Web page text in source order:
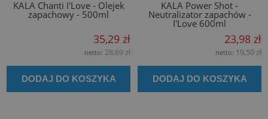
KALA Chanti I'Love - Olejek
zapachowy - 500ml
35,29 zł
netto: 28,69 zł
DODAJ DO KOSZYKA
KALA Power Shot -
Neutralizator zapachów -
I'Love 600ml
23,98 zł
netto: 19,50 zł
DODAJ DO KOSZYKA